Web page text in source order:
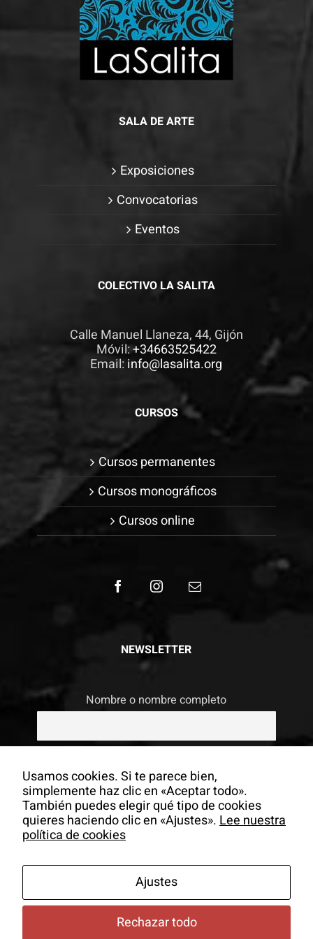
SALA DE ARTE
Exposiciones
Convocatorias
Eventos
COLECTIVO LA SALITA
Calle Manuel Llaneza, 44, Gijón
Móvil:+34663525422
Email:info@lasalita.org
CURSOS
Cursos permanentes
Cursos monográficos
Cursos online
NEWSLETTER
Nombre o nombre completo
Si continúas, aceptas la política de
privacidad
Usamos cookies. Si te parece bien,
simplemente haz clic en «Aceptar todo».
También puedes elegir qué tipo de cookies
quieres haciendo clic en «Ajustes».Lee nuestra
política de cookies
Ajustes
Rechazar todo